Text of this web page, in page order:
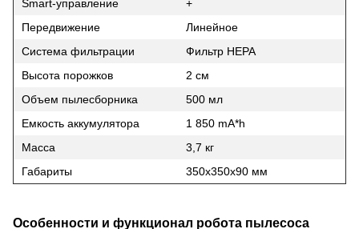
Smart-управление
+
Передвижение
Линейное
Система фильтрации
Фильтр НЕРА
Высота порожков
2 см
Объем пылесборника
500 мл
Емкость аккумулятора
1 850 mA*h
Масса
3,7 кг
Габариты
350х350х90 мм
Особенности и функционал робота пылесоса